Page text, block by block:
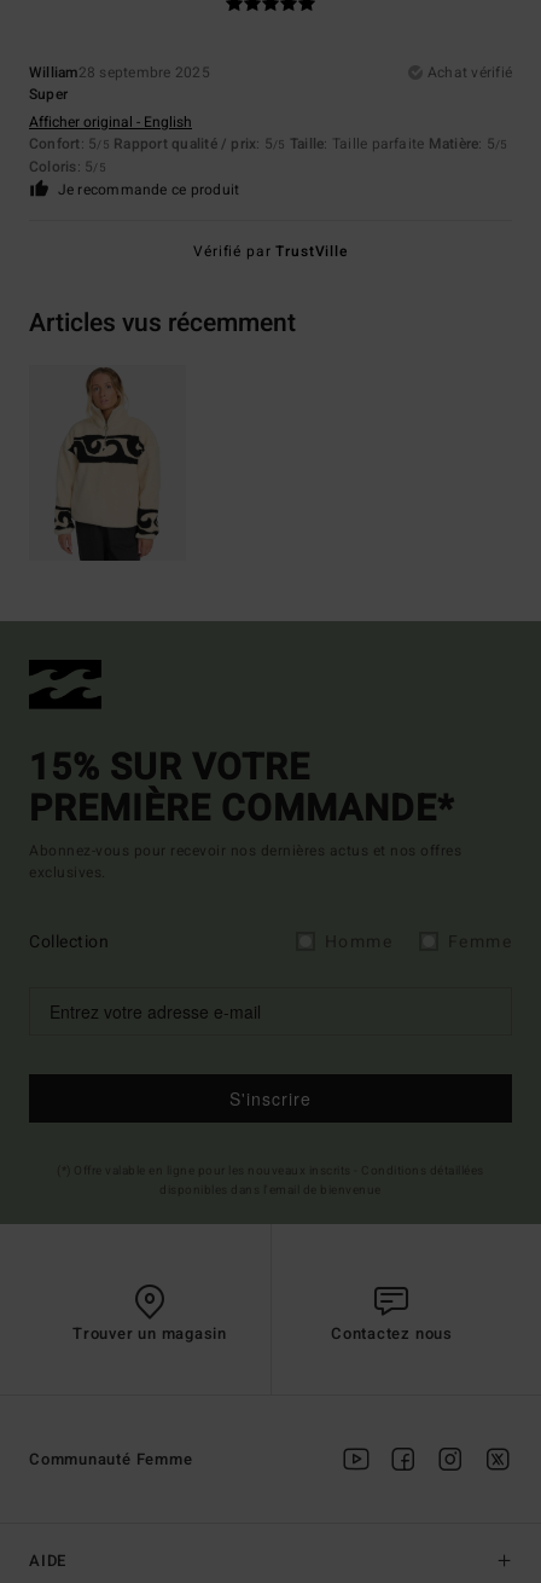
William28 septembre 2025
Achat vérifié
Super
Afficher original - English
Confort: 5/5 Rapport qualité / prix: 5/5 Taille: Taille parfaite Matière: 5/5
Coloris: 5/5
Je recommande ce produit
Vérifié parTrustVille
Articles vus récemment
15% SUR VOTRE
PREMIÈRE COMMANDE*
Abonnez-vous pour recevoir nos dernières actus et nos offres
exclusives.
Collection
S'inscrire
Trouver un magasin Contactez nous
AIDE
Communauté Femme